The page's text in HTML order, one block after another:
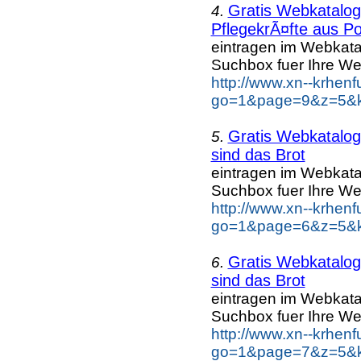
4. Gratis
PflegekrÃ¤fte aus
eintragen im
Suchbox fuer Ihre
http://www.xn--
5. Gratis
sind das Brot
eintragen im
Suchbox fuer Ihre
http://www.xn--
6. Gratis
sind das Brot
eintragen im
Suchbox fuer Ihre
http://www.xn--